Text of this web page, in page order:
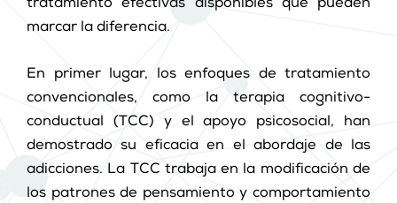
tratamiento efectivas disponibles que pueden
marcar la diferencia.
En primer lugar, los enfoques de tratamiento
convencionales, como la terapia cognitivo-
conductual (TCC) y el apoyo psicosocial, han
demostrado su eficacia en el abordaje de las
adicciones. La TCC trabaja en la modificación de
los patrones de pensamiento y comportamiento